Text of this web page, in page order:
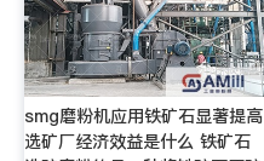
smg磨粉机应用铁矿石显著提高
选矿厂经济效益是什么 铁矿石